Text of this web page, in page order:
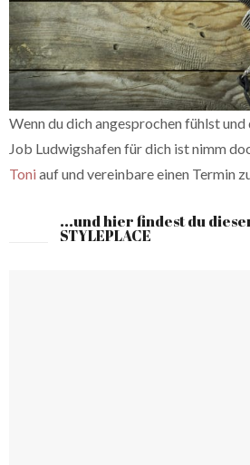
Wenn du dich angesprochen fühlst
Job Ludwigshafen für dich ist nimm
Toni auf und vereinbare einen Termin
...und hier findest du
STYLEPLACE